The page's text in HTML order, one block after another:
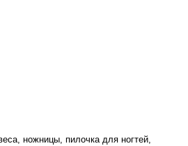
ножницы, пилочка для ногтей,